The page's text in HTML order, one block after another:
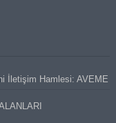
İletişim Hamlesi: AVEME